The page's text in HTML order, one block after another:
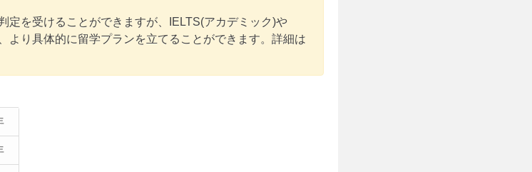
定を受けることができますが、IELTS(アカデミック)や
より具体的に留学プランを立てることができます。詳細は